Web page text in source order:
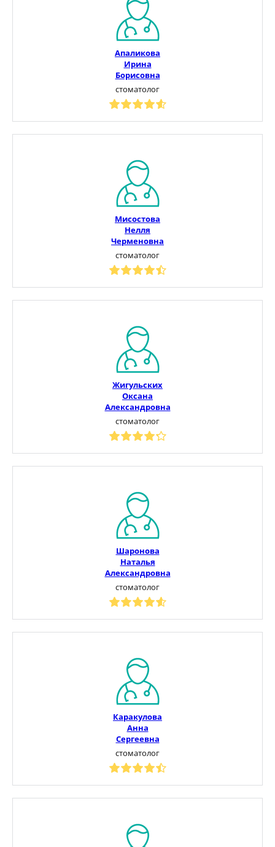
Апаликова
Ирина
Борисовна
стоматолог
Мисостова
Нелля
Черменовна
стоматолог
Жигульских
Оксана
Александровна
стоматолог
Шаронова
Наталья
Александровна
стоматолог
Каракулова
Анна
Сергеевна
стоматолог